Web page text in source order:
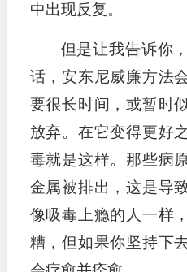
中出现反复。
但是让我告诉你
话，安东尼威廉方法
要很长时间，或暂时
放弃。在它变得更好
毒就是这样。那些病
金属被排出，这是导
像吸毒上瘾的人一样
糟，但如果你坚持下